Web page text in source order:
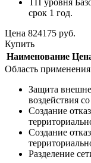
ТП уровня
срок 1 год.
Цена 824175 руб.
Купить
Наименование
Область
Защита
воздействия
Создание
Создание
Разделение